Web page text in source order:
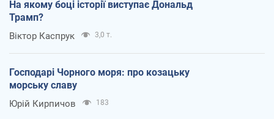
На якому боці історії виступає Дональд
Трамп?
Віктор Каспрук 3,0 т.
Господарі Чорного моря: про козацьку
морську славу
Юрій Кирпичов 183